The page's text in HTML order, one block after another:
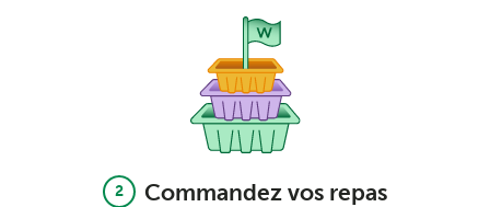
2 Commandez vos repas